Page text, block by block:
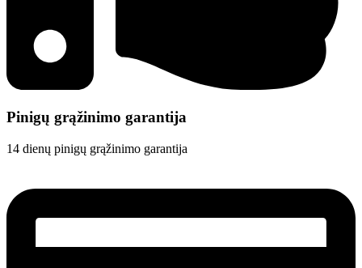
Pinigų grąžinimo garantija
14 dienų pinigų grąžinimo garantija